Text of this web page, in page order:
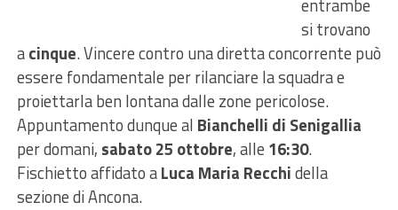
si trovano
acinque. Vincere contro una diretta concorrente può
essere fondamentale per rilanciare la squadra e
proiettarla ben lontana dalle zone pericolose.
Appuntamento dunque al Bianchelli di Senigallia
per domani, sabato 25 ottobre, alle 16:30.
Fischietto affidato aLuca Maria Recchidella
sezione di Ancona.